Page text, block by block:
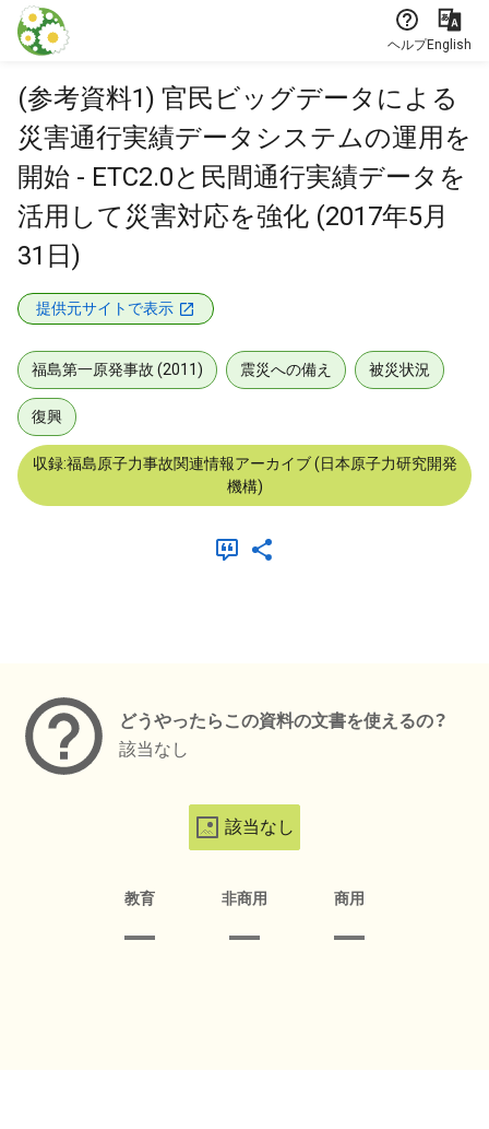
本文に飛ぶ
ヘルプEnglish
(参考資料1) 官民ビッグデータによる
災害通行実績データシステムの運用を
開始 - ETC2.0と民間通行実績データを
活用して災害対応を強化 (2017年5月
31日)
提供元サイトで表示
福島第一原発事故 (2011) 震災への備え 被災状況
復興
収録:福島原子力事故関連情報アーカイブ (日本原子力研究開発
機構)
どうやったらこの資料の文書を使えるの？
該当なし
該当なし
教育 非商用 商用